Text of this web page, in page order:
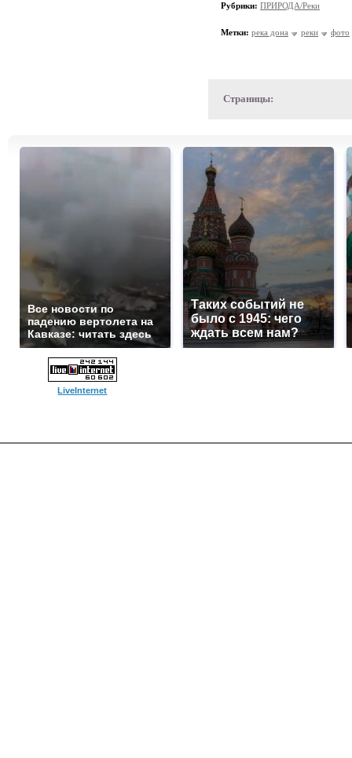
Рубрики: ПРИРОДА/Реки
Метки: река дона реки фото
Страницы:
Все новости по
падению вертолета на
Кавказе: читать здесь
Таких событий не
было с 1945: чего
ждать всем нам?
LiveInternet